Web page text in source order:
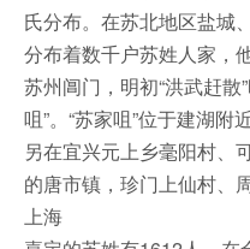
氏分布。在苏北地区盐城
分布着数千户苏姓人家，
苏州阊门，明初“洪武赶散
咀”。“苏家咀”位于建湖附
另在宜兴元上乡毫阳村、
的唐市镇，珍门上仙村、
上海